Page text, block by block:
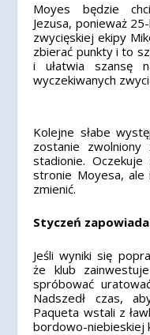
Moyes będzie
Jezusa, ponieważ
zwycięskiej ekipy
zbierać punkty i to
i ułatwia szansę
wyczekiwanych
Kolejne słabe
zostanie
stadionie.
stronie Moyesa, ale
zmienić.
Styczeń
Jeśli wyniki się
że klub
spróbować
Nadszedł czas,
Paqueta wstali z
bordowo-niebieskiej